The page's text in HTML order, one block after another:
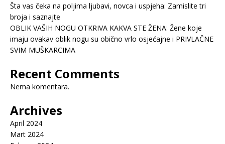
Šta vas čeka na poljima ljubavi, novca i uspjeha: Zamislite tri
broja i saznajte
OBLIK VAŠIH NOGU OTKRIVA KAKVA STE ŽENA: Žene koje
imaju ovakav oblik nogu su obično vrlo osjećajne i PRIVLAČNE
SVIM MUŠKARCIMA
Recent Comments
Nema komentara.
Archives
April 2024
Mart 2024